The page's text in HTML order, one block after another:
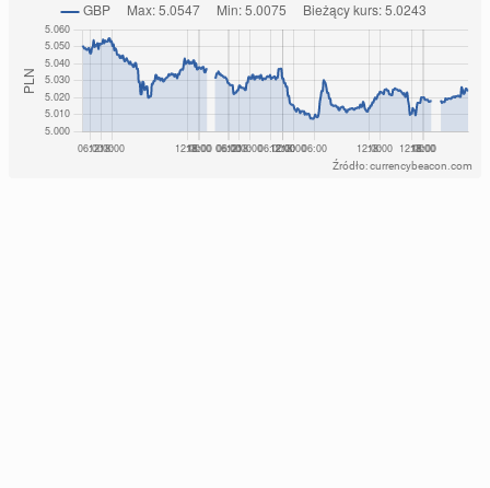
Źródło: currencybeacon.com